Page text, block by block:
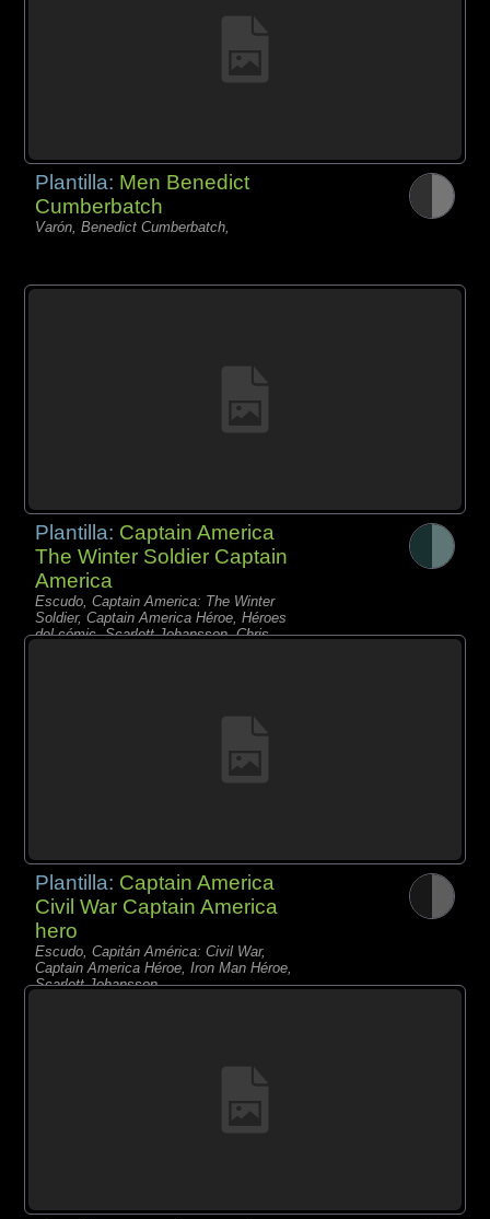
Plantilla: Men Benedict
Cumberbatch
Varón, Benedict Cumberbatch,
Plantilla: Captain America
The Winter Soldier Captain
America
Escudo, Captain America: The Winter
Soldier, Captain America Héroe, Héroes
del cómic, Scarlett Johansson, Chris
Plantilla: Captain America
Civil War Captain America
hero
Escudo, Capitán América: Civil War,
Captain America Héroe, Iron Man Héroe,
Scarlett Johansson,